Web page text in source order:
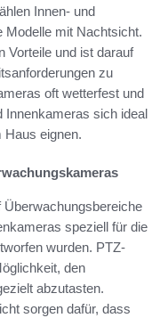
Innen- und
mit Nachtsicht.
Vorteile und ist darauf
zu
oft wetterfest und
Innenkameras sich ideal
Haus eignen.
speziell für die
wurden. PTZ-
den
abzutasten.
sorgen dafür, dass